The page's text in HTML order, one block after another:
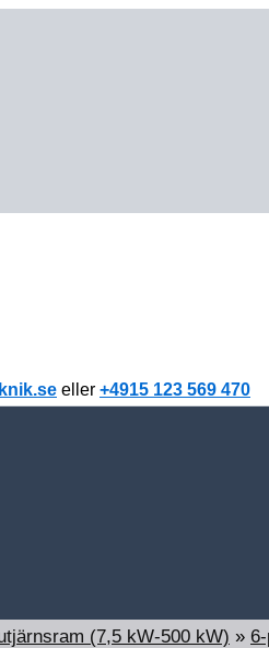
eller +4915 123 569 470
(7,5 kW-500 kW) »